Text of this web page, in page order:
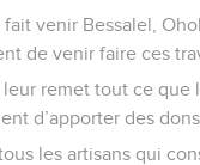
fait venir Bessalel,
de venir faire ces
leur remet tout ce que
d’apporter des
les artisans qui